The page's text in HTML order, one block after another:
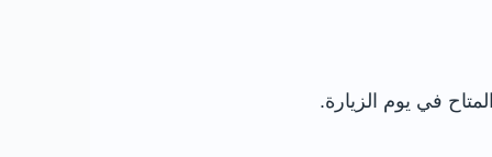
في يوم الزيارة.